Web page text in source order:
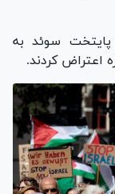
سوئد به
اعتراض کردند.